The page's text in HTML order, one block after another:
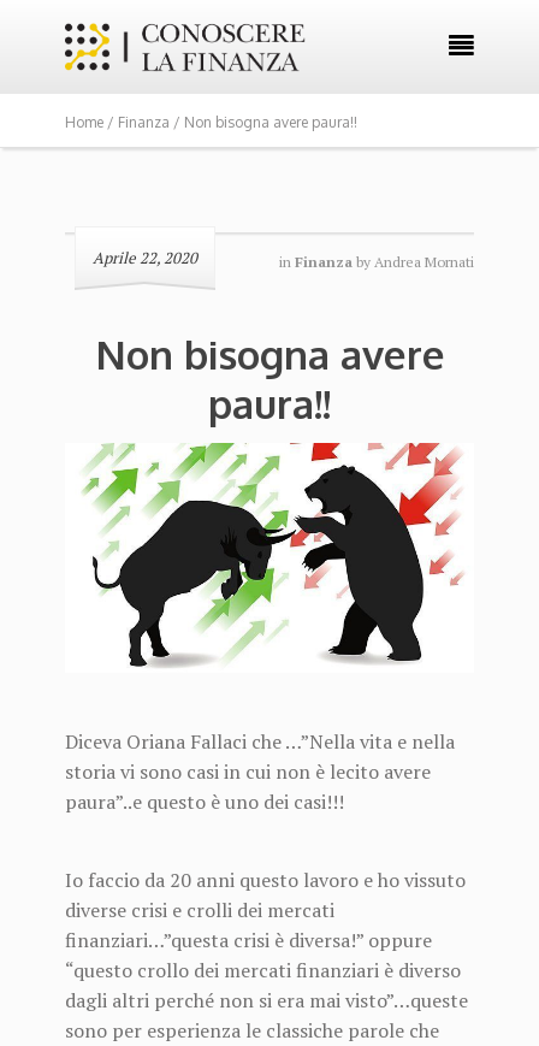

Home / Finanza / Non bisogna avere paura!!
Aprile 22, 2020 in Finanza by Andrea Mornati
Non bisogna avere
paura!!
Diceva Oriana Fallaci che …”Nella vita e nella
storia vi sono casi in cui non è lecito avere
paura”..e questo è uno dei casi!!!
Io faccio da 20 anni questo lavoro e ho vissuto
diverse crisi e crolli dei mercati
finanziari…”questa crisi è diversa!” oppure
“questo crollo dei mercati finanziari è diverso
dagli altri perché non si era mai visto”…queste
sono per esperienza le classiche parole che